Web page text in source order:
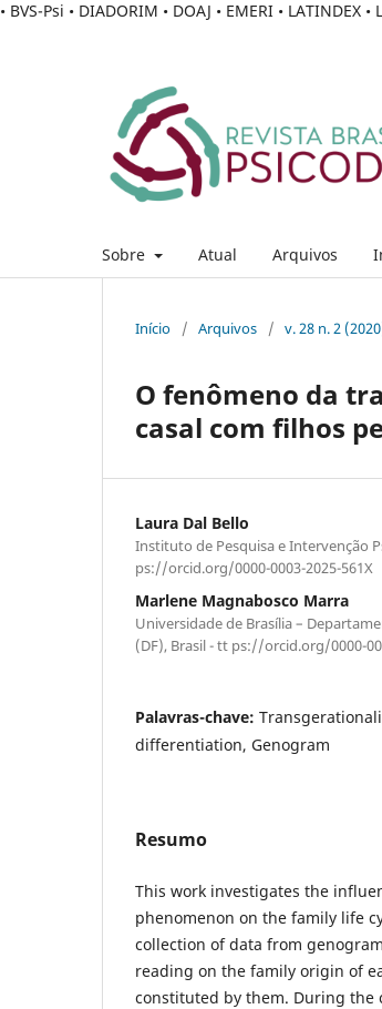
• BVS-Psi • DIADORIM • DOAJ • EMERI • LATINDEX •
Sobre Atual Arquivos
Início / Arquivos / v. 28 n. 2
O fenômeno da
casal com filhos
Laura Dal Bello
Instituto de Pesquisa e Intervenção
ps://orcid.org/0000-0003-2025-561X
Marlene Magnabosco Marra
Universidade de Brasília –
(DF), Brasil - tt ps://orcid.org/0000-
Palavras-chave:
differentiation, Genogram
Resumo
This work investigates the
phenomenon on the family life
collection of data from
reading on the family origin of
constituted by them. During the